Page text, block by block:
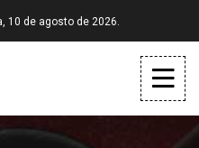
10 de agosto de 2026.